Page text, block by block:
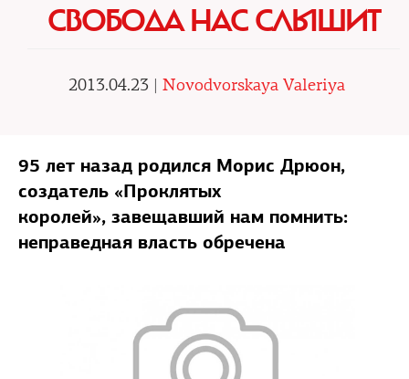
СВОБОДА НАС СЛЫШИТ
2013.04.23 | Novodvorskaya Valeriya
95 лет назад родился Морис Дрюон,
создатель «Проклятых
королей», завещавший нам помнить:
неправедная власть обречена